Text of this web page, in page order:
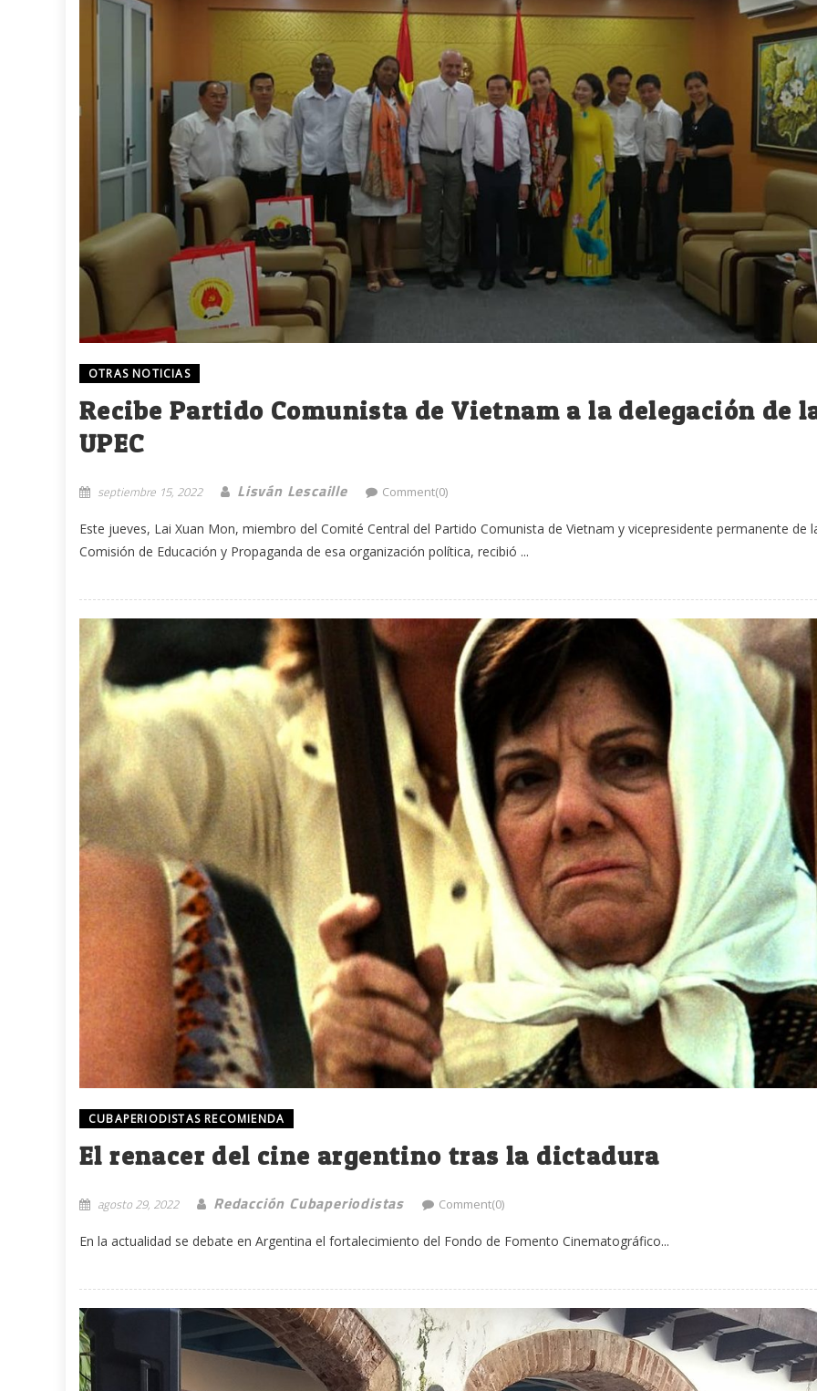
OTRAS NOTICIAS
Recibe Partido Comunista de Vietnam a la delegación de
UPEC
septiembre 15, 2022 Lisván Lescaille Comment(0)
Este jueves, Lai Xuan Mon, miembro del Comité Central del Partido Comunista de Vietnam y vicepresidente permanente de
Comisión de Educación y Propaganda de esa organización política, recibió ...
CUBAPERIODISTAS RECOMIENDA
El renacer del cine argentino tras la dictadura
agosto 29, 2022 Redacción Cubaperiodistas Comment(0)
En la actualidad se debate en Argentina el fortalecimiento del Fondo de Fomento Cinematográfico...